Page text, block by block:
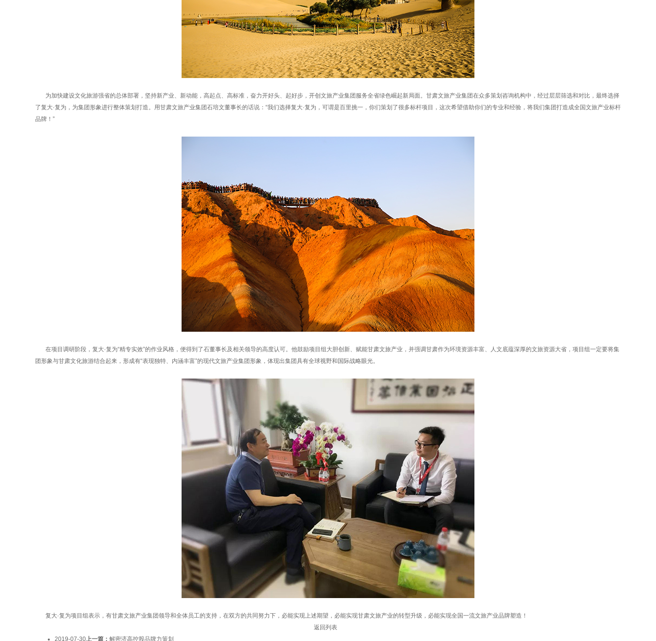
为加快建设文化旅游强省的总体部署，坚持新产业、新动能，高起点、高标准，奋力开好头、起好步，开创文旅产业集团服务全省绿色崛起新局面。甘肃文旅产业集团在众多策划咨询机构中，经过层层筛选和对比，最终选择
了复大·复为，为集团形象进行整体策划打造。用甘肃文旅产业集团石培文董事长的话说：“我们选择复大·复为，可谓是百里挑一，你们策划了很多标杆项目，这次希望借助你们的专业和经验，将我们集团打造成全国文旅产业标杆
品牌！”
在项目调研阶段，复大·复为“精专实效”的作业风格，便得到了石董事长及相关领导的高度认可。他鼓励项目组大胆创新、赋能甘肃文旅产业，并强调甘肃作为环境资源丰富、人文底蕴深厚的文旅资源大省，项目组一定要将集
团形象与甘肃文化旅游结合起来，形成有“表现独特、内涵丰富”的现代文旅产业集团形象，体现出集团具有全球视野和国际战略眼光。
复大·复为项目组表示，有甘肃文旅产业集团领导和全体员工的支持，在双方的共同努力下，必能实现上述期望，必能实现甘肃文旅产业的转型升级，必能实现全国一流文旅产业品牌塑造！
返回列表
2019-07-30上一篇： 解密济高控股品牌力策划